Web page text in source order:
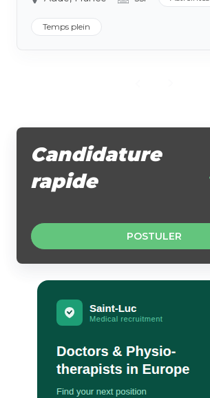
Temps plein
Candidature
rapide
POSTULER